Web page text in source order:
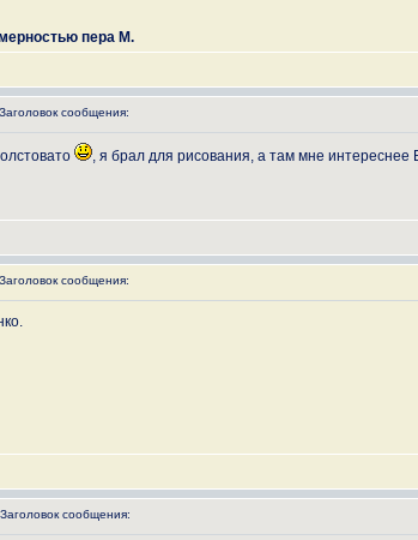
пера М.
сообщения:
, я брал для рисования, а там мне интереснее
сообщения:
сообщения: